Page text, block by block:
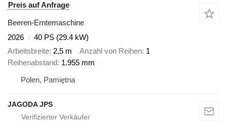
Preis auf Anfrage
Beeren-Erntemaschine
2026
40 PS (29.4 kW)
Arbeitsbreite 2,5 m Anzahl von Reihen 1
Reihenabstand 1.955 mm
Polen, Pamiętna
JAGODA JPS